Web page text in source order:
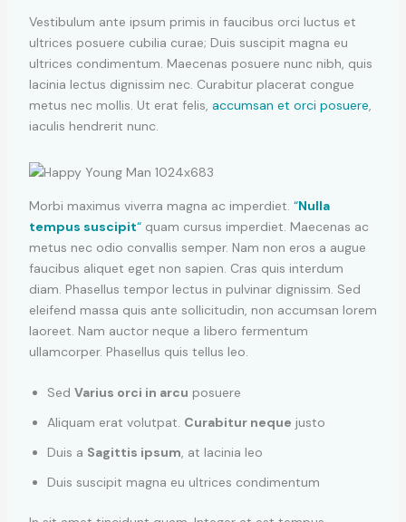
Vestibulum ante ipsum primis in faucibus orci luctus et
ultrices posuere cubilia curae; Duis suscipit magna eu
ultrices condimentum. Maecenas posuere nunc nibh, quis
lacinia lectus dignissim nec. Curabitur placerat congue
metus nec mollis. Ut erat felis, accumsan et orci posuere,
iaculis hendrerit nunc.
Morbi maximus viverra magna ac imperdiet. “Nulla
tempus suscipit“quam cursus imperdiet. Maecenas ac
metus nec odio convallis semper. Nam non eros a augue
faucibus aliquet eget non sapien. Cras quis interdum
diam. Phasellus tempor lectus in pulvinar dignissim. Sed
eleifend massa quis ante sollicitudin, non accumsan lorem
laoreet. Nam auctor neque a libero fermentum
ullamcorper. Phasellus quis tellus leo.
Sed Varius orci in arcu posuere
Aliquam erat volutpat. Curabitur neque justo
Duis a Sagittis ipsum, at lacinia leo
Duis suscipit magna eu ultrices condimentum